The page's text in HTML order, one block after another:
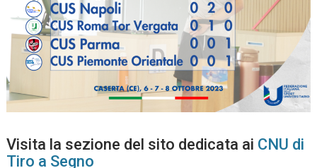
Visita la sezione del sito dedicata ai CNU di
Tiro a Segno